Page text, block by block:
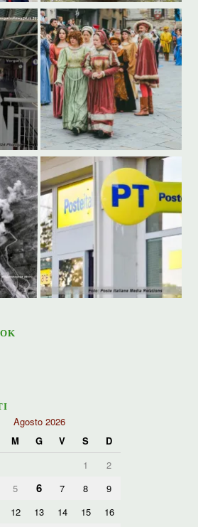
Agosto 2026
M G V S
D
1
2
5 6 7 8
9
12 13 14 15
16